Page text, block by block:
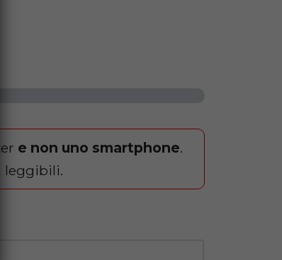
e non uno smartphone.
leggibili.